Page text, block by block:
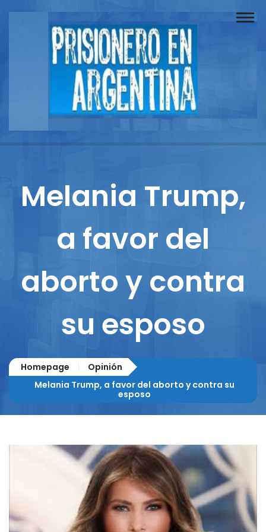
Buscador
Documentos
Reportajes
Melania Trump,
a favor del
aborto y contra
su esposo
Homepage
Opinión
Melania Trump, a favor del aborto y contra su
esposo